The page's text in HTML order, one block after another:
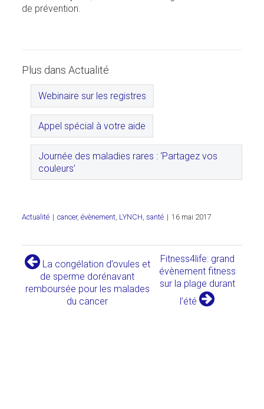
de prévention.
Plus dans Actualité
Webinaire sur les registres
Appel spécial à votre aide
Journée des maladies rares : ‘Partagez vos
couleurs’
Actualité | cancer,évènement, LYNCH,santé | 16 mai 2017
La congélation d’ovules et
de sperme dorénavant
remboursée pour les malades
du cancer
Fitness4life: grand
évènement fitness
sur la plage durant
l’été